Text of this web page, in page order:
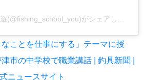
なことを仕事にする」テーマに授
市の中学校で職業講話 | 釣具新聞 |
ニュースサイト